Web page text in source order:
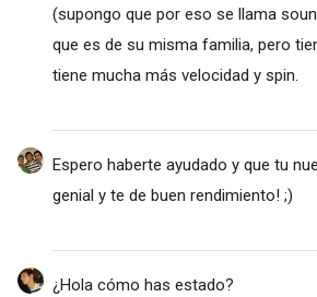
(supongo que por eso se llama
que es de su misma familia, pero
tiene mucha más velocidad y spin.
Espero haberte ayudado y que tu
genial y te de buen rendimiento! ;)
¿Hola cómo has estado?